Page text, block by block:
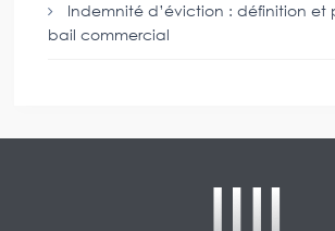
Indemnité d’éviction : définition et
bail commercial